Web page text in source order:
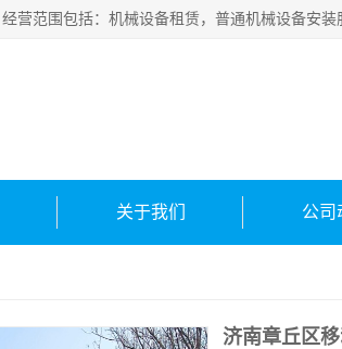
关于我们 公司
济南章丘区